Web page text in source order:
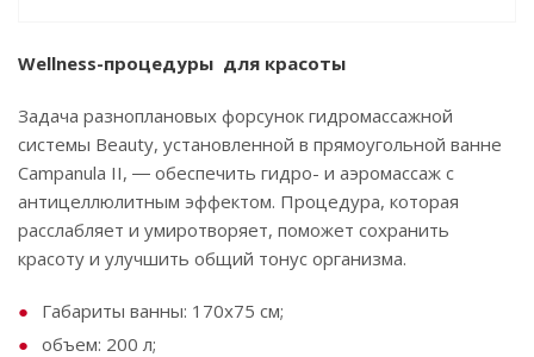
Wellness-процедуры для красоты
Задача разноплановых форсунок гидромассажной
системы Beauty, установленной в прямоугольной ванне
Campanula II, ― обеспечить гидро- и аэромассаж с
антицеллюлитным эффектом. Процедура, которая
расслабляет и умиротворяет, поможет сохранить
красоту и улучшить общий тонус организма.
Габариты ванны: 170х75 см;
объем: 200 л;